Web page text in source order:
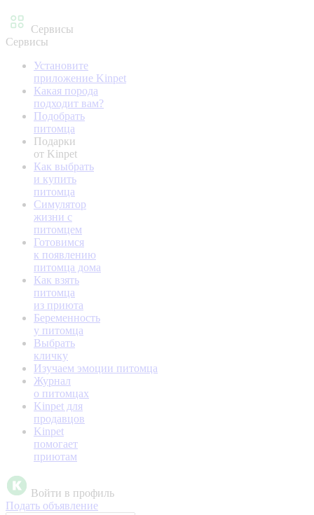
Сервисы
Сервисы
Установите
приложение Kinpet
Какая порода
подходит вам?
Подобрать
питомца
Подарки
от Kinpet
Как выбрать
и купить
питомца
Симулятор
жизни с
питомцем
Готовимся
к появлению
питомца дома
Как взять
питомца
из приюта
Беременность
у питомца
Выбрать
кличку
Изучаем эмоции питомца
Журнал
о питомцах
Kinpet для
продавцов
Kinpet
помогает
приютам
Войти в профиль
Подать объявление